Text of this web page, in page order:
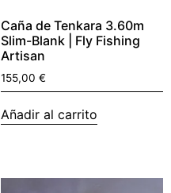
Caña de Tenkara 3.60m
Slim-Blank | Fly Fishing
Artisan
155,00 €
Añadir al carrito